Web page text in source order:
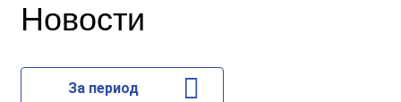
Новости
За период